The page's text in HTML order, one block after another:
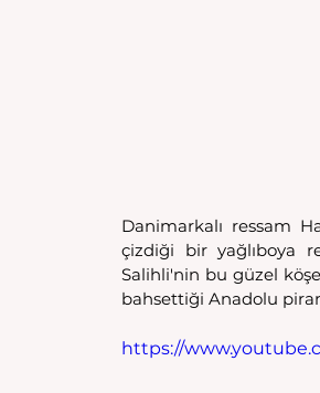
Danimarkalı ressam
çizdiği bir yağlıboya
Salihli'nin bu güzel
bahsettiği Anadolu
https://